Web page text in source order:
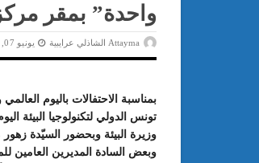
واحدة” بمقر
Attayma الشاذلي عرايبية يونيو 07, 2022
وزيرة البيئة وبحضور السيّدة
وبعض السادة المديرين